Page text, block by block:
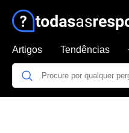
Artigos Tendências